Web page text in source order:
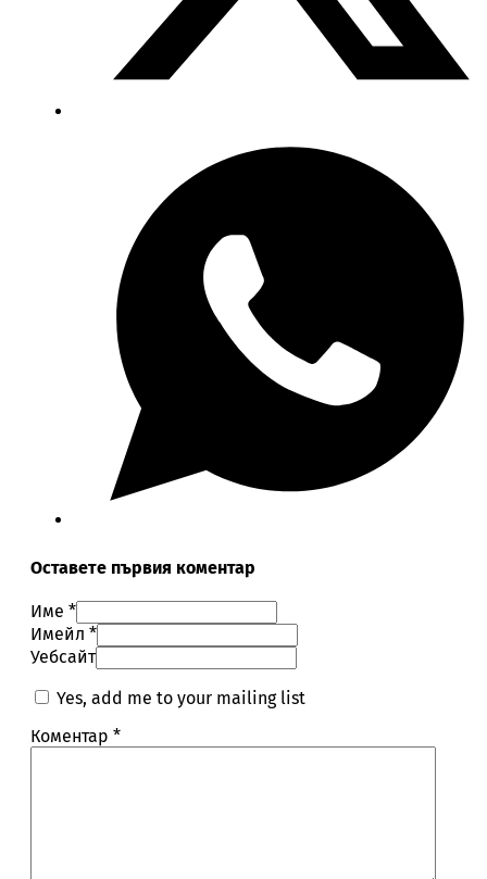
Оставете първия коментар
Име *
Имейл *
Уебсайт
Yes, add me to your mailing list
Коментар *